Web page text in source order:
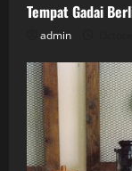
Tempat Gadai
admin